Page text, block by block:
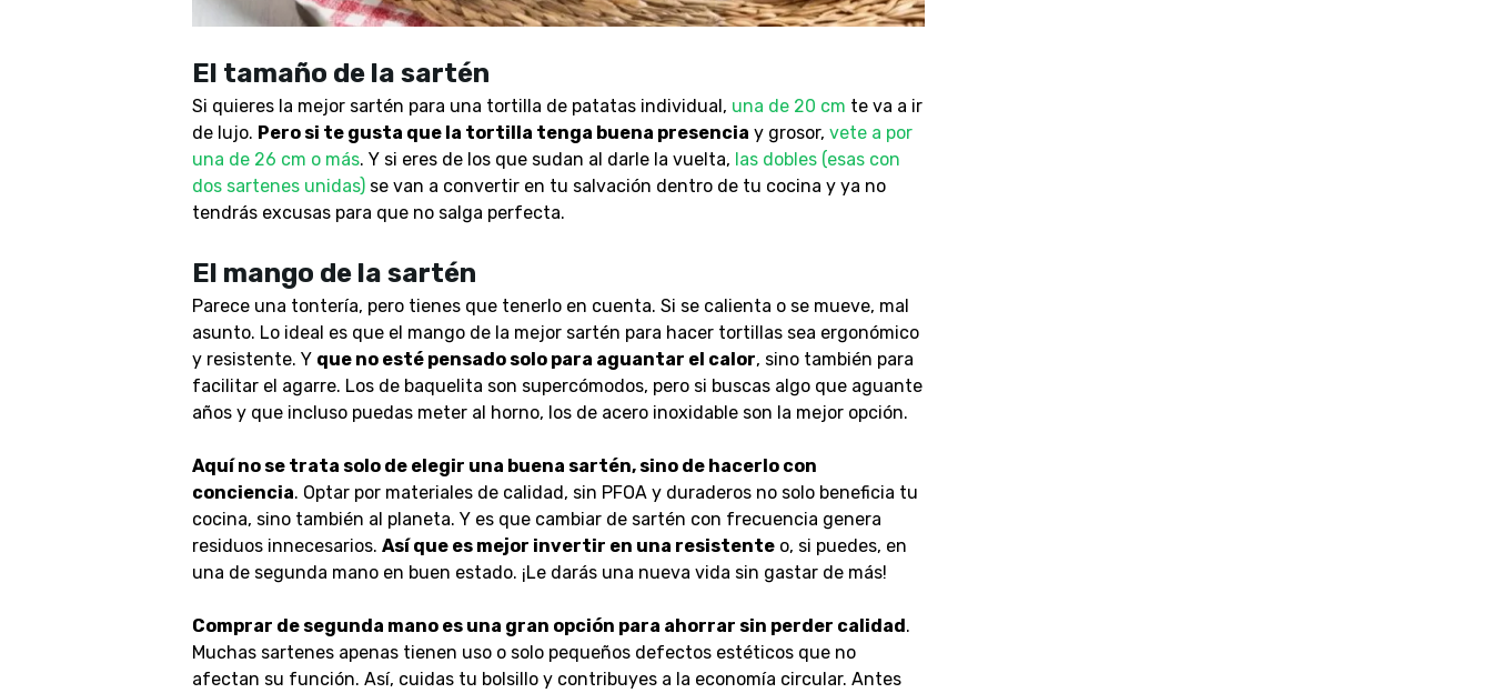
El tamaño de la sartén
Si quieres la mejor sartén para una tortilla de patatas individual, una de 20 cm te va a ir
de lujo. Pero si te gusta que la tortilla tenga buena presencia y grosor, vete a por
una de 26 cm o más. Y si eres de los que sudan al darle la vuelta, las dobles (esas con
dos sartenes unidas)se van a convertir en tu salvación dentro de tu cocina y ya no
tendrás excusas para que no salga perfecta.
El mango de la sartén
Parece una tontería, pero tienes que tenerlo en cuenta. Si se calienta o se mueve, mal
asunto. Lo ideal es que el mango de la mejor sartén para hacer tortillas sea ergonómico
y resistente. Y que no esté pensado solo para aguantar el calor, sino también para
facilitar el agarre. Los de baquelita son supercómodos, pero si buscas algo que aguante
años y que incluso puedas meter al horno, los de acero inoxidable son la mejor opción.
Aquí no se trata solo de elegir una buena sartén, sino de hacerlo con
conciencia. Optar por materiales de calidad, sin PFOA y duraderos no solo beneficia tu
cocina, sino también al planeta. Y es que cambiar de sartén con frecuencia genera
residuos innecesarios. Así que es mejor invertir en una resistenteo, si puedes, en
una de segunda mano en buen estado. ¡Le darás una nueva vida sin gastar de más!
Comprar de segunda mano es una gran opción para ahorrar sin perder calidad.
Muchas sartenes apenas tienen uso o solo pequeños defectos estéticos que no
afectan su función. Así, cuidas tu bolsillo y contribuyes a la economía circular. Antes